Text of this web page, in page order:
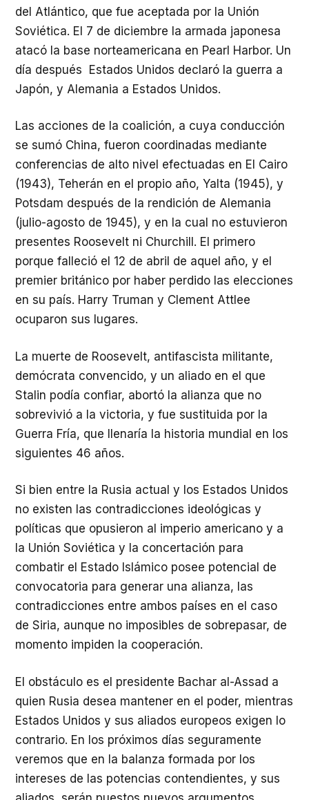
del Atlántico, que fue aceptada por la Unión
Soviética. El 7 de diciembre la armada japonesa
atacó la base norteamericana en Pearl Harbor. Un
día después Estados Unidos declaró la guerra a
Japón, y Alemania a Estados Unidos.
Las acciones de la coalición, a cuya conducción
se sumó China, fueron coordinadas mediante
conferencias de alto nivel efectuadas en El Cairo
(1943), Teherán en el propio año, Yalta (1945), y
Potsdam después de la rendición de Alemania
(julio-agosto de 1945), y en la cual no estuvieron
presentes Roosevelt ni Churchill. El primero
porque falleció el 12 de abril de aquel año, y el
premier británico por haber perdido las elecciones
en su país. Harry Truman y Clement Attlee
ocuparon sus lugares.
La muerte de Roosevelt, antifascista militante,
demócrata convencido, y un aliado en el que
Stalin podía confiar, abortó la alianza que no
sobrevivió a la victoria, y fue sustituida por la
Guerra Fría, que llenaría la historia mundial en los
siguientes 46 años.
Si bien entre la Rusia actual y los Estados Unidos
no existen las contradicciones ideológicas y
políticas que opusieron al imperio americano y a
la Unión Soviética y la concertación para
combatir el Estado Islámico posee potencial de
convocatoria para generar una alianza, las
contradicciones entre ambos países en el caso
de Siria, aunque no imposibles de sobrepasar, de
momento impiden la cooperación.
El obstáculo es el presidente Bachar al-Assad a
quien Rusia desea mantener en el poder, mientras
Estados Unidos y sus aliados europeos exigen lo
contrario. En los próximos días seguramente
veremos que en la balanza formada por los
intereses de las potencias contendientes, y sus